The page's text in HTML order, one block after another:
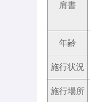
肩書
年齢
施行状況
施行場所